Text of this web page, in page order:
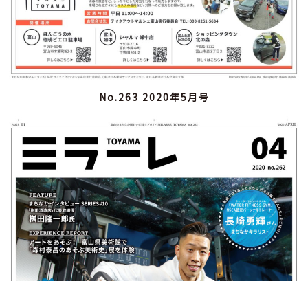
No.263 2020年5月号